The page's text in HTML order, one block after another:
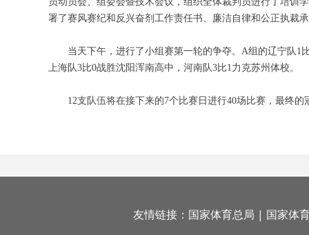
署了赛风赛纪和反兴奋剂工作责任书、廉洁自律和公正执裁
当天下午，进行了小组赛第一轮的争夺。A组的辽宁队1比
上海队3比0战胜沈阳浑南高中，河南队3比1力克苏州体校。
12支队伍将在接下来的7个比赛日进行40场比赛，最终的
友情链接： 国家体育总局 | 国家体